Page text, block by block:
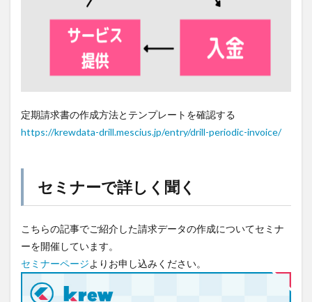
定期請求書の作成方法とテンプレートを確認する
https://krewdata-drill.mescius.jp/entry/drill-periodic-invoice/
セミナーで詳しく聞く
こちらの記事でご紹介した請求データの作成についてセミナ
ーを開催しています。
セミナーページよりお申し込みください。